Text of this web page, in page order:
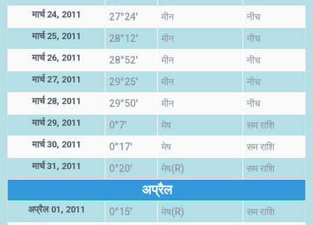
मार्च 24, 2011 27°24' मीन नीच
मार्च 25, 2011 28°12' मीन नीच
मार्च 26, 2011 28°52' मीन नीच
मार्च 27, 2011 29°25' मीन नीच
मार्च 28, 2011 29°50' मीन नीच
मार्च 29, 2011 0°7' मेष सम राशि
मार्च 30, 2011 0°17' मेष सम राशि
मार्च 31, 2011 0°20' मेष(R) सम राशि
अप्रैल
अप्रैल 01, 2011 0°15' मेष(R) सम राशि